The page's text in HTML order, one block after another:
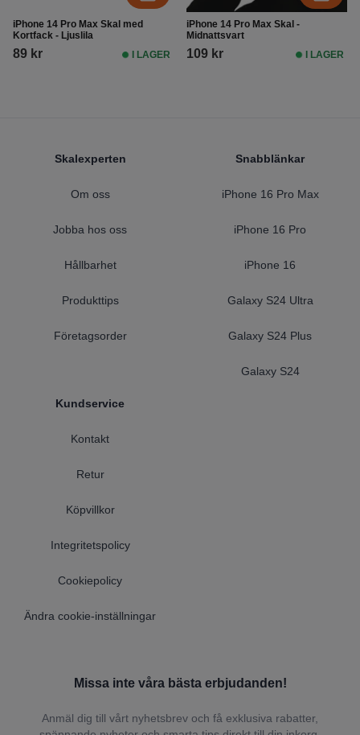
iPhone 14 Pro Max Skal med
Kortfack - Ljuslila
89 kr I LAGER
iPhone 14 Pro Max Skal -
Midnattsvart
109 kr I LAGER
Skalexperten
Om oss
Jobba hos oss
Hållbarhet
Produkttips
Företagsorder
Kundservice
Kontakt
Retur
Köpvillkor
Integritetspolicy
Cookiepolicy
Ändra cookie-inställningar
Snabblänkar
iPhone 16 Pro Max
iPhone 16 Pro
iPhone 16
Galaxy S24 Ultra
Galaxy S24 Plus
Galaxy S24
Missa inte våra bästa erbjudanden!
Anmäl dig till vårt nyhetsbrev och få exklusiva rabatter,